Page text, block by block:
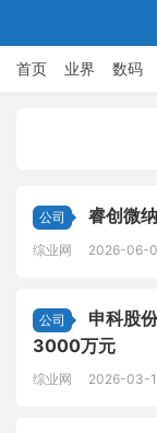
首页 业界 数码
公司 睿创微
综业网 2026-06-
公司
申科股
3000万元
综业网 2026-03-